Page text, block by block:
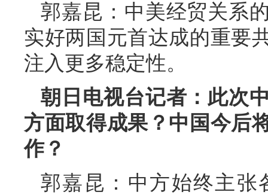
郭嘉昆：中美经贸关系
实好两国元首达成的重要
注入更多稳定性。
朝日电视台记者：此次
方面取得成果？中国今后
作？
郭嘉昆：中方始终主张